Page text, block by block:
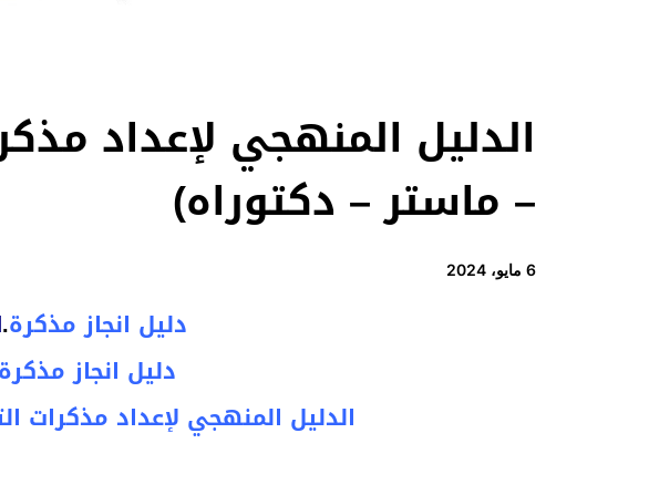
الدليل المنهجي لإعداد
– ماستر – دكتوراه)
6 مايو، 2024
دليل انجاز مذكرة.
دليل انجاز مذكرة
الدليل المنهجي لإعداد مذكرات